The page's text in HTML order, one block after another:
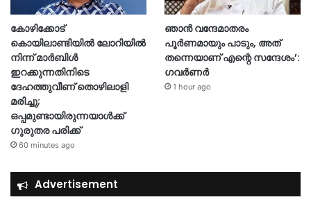
കോഴിക്കോട്
കൊയിലാണ്ടിയിൽ ലോറിയിൽ
നിന്ന് മാർബിൾ
ഇറക്കുന്നതിനിടെ
ദേഹത്തുവീണ് തൊഴിലാളി
മരിച്ചു;
ഒപ്പമുണ്ടായിരുന്നയാൾക്ക്
ഗുരുതര പരിക്ക്
60 minutes ago
ഞാൻ വന്ദേമാതരം
പൂർണമായും പാടും, അത്
തന്നെയാണ് എന്റെ സന്ദേശം’:
ഗവർണർ
1 hour ago
Advertisement